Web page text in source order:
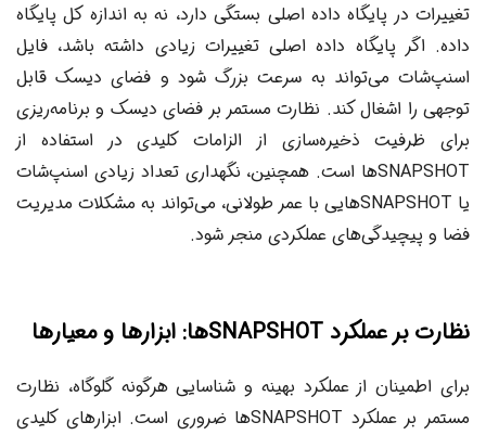
تغییرات در پایگاه داده اصلی بستگی دارد، نه به اندازه کل پایگاه
داده. اگر پایگاه داده اصلی تغییرات زیادی داشته باشد، فایل
اسنپ‌شات می‌تواند به سرعت بزرگ شود و فضای دیسک قابل
توجهی را اشغال کند. نظارت مستمر بر فضای دیسک و برنامه‌ریزی
برای ظرفیت ذخیره‌سازی از الزامات کلیدی در استفاده از
SNAPSHOTها است. همچنین، نگهداری تعداد زیادی اسنپ‌شات
یا SNAPSHOTهایی با عمر طولانی، می‌تواند به مشکلات مدیریت
فضا و پیچیدگی‌های عملکردی منجر شود.
نظارت بر عملکرد SNAPSHOTها: ابزارها و معیارها
برای اطمینان از عملکرد بهینه و شناسایی هرگونه گلوگاه، نظارت
مستمر بر عملکرد SNAPSHOTها ضروری است. ابزارهای کلیدی